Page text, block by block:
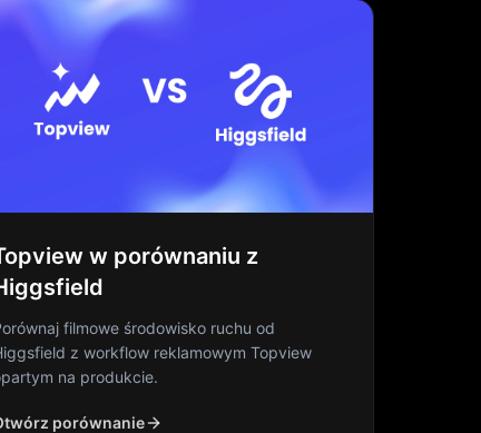
w porównaniu z
filmowe środowisko ruchu od
z workflow reklamowym Topview
na produkcie.
porównanie